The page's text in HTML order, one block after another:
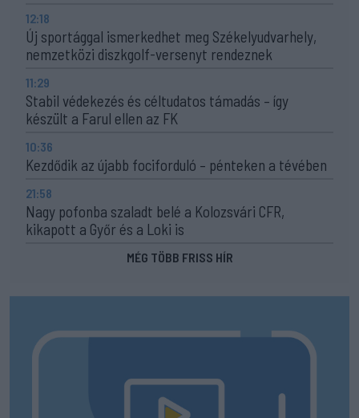
12:18
Új sportággal ismerkedhet meg Székelyudvarhely,
nemzetközi diszkgolf-versenyt rendeznek
11:29
Stabil védekezés és céltudatos támadás – így
készült a Farul ellen az FK
10:36
Kezdődik az újabb fociforduló – pénteken a tévében
21:58
Nagy pofonba szaladt belé a Kolozsvári CFR,
kikapott a Győr és a Loki is
MÉG TÖBB FRISS HÍR